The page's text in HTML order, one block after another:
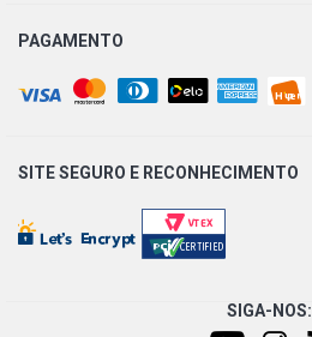
PAGAMENTO
SITE SEGURO E RECONHECIMENTO
SIGA-NOS: